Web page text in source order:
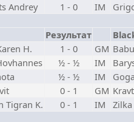
Andrey 1 - 0 IM
Результат
H. 1 - 0 GM
½ - ½ IM
½ - ½ IM
0 - 1 GM
Tigran K. 0 - 1 IM